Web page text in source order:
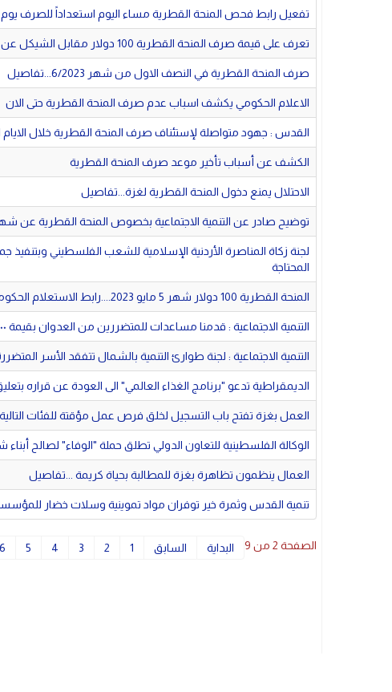
تفعيل رابط فحص المنحة القطرية مساء اليوم استعداداً للصرف
تعرف على قيمة صرف المنحة القطرية 100 دولار مقابل الشيكل عن شهر 6/2023
صرف المنحة القطرية في النصف الاول من شهر 6/2023...تفاصيل
الاعلام الحكومي يكشف اسباب عدم صرف المنحة القطرية حتى الان
القدس : جهود متواصلة لإستئناف صرف المنحة القطرية خلال الايام
الكشف عن أسباب تأخير موعد صرف المنحة القطرية
الاحتلال يمنع دخول المنحة القطرية لغزة...تفاصيل
توضيح صادر عن التنمية الاجتماعية بخصوص المنحة القطرية عن شهر 05/
لجنة زكاة المناصرة الأردنية الإسلامية للشعب الفلسطيني
المحتاجة
المنحة القطرية 100 دولار شهر 5 مايو 2023....رابط الاستعلام الحكومي
التنمية الاجتماعية : قدمنا مساعدات للمتضررين من العدوان بقيمة ٢٦١٠٠ دولار
التنمية الاجتماعية : لجنة طوارئ التنمية بالشمال تتفقد الأسر
الديمقراطية تدعو "برنامج الغذاء العالمي" الى العودة عن قراره
العمل بغزة تفتح باب التسجيل لخلق فرص عمل مؤقتة للفئات
الوكالة الفلسطينية للتعاون الدولي تطلق حملة "الوفاء" لصالح
العمال ينظمون تظاهرة بغزة للمطالبة بحياة كريمة ...تفاصيل
تنمية القدس وثمرة خير توفران مواد تموينية وسلات خضار
الصفحة 2 من 9 البداية السابق 1
2
3
4
5
6